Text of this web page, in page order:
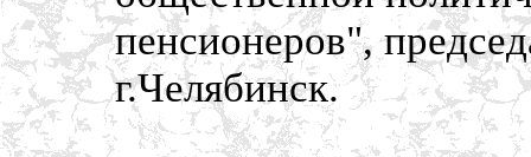
пенсионеров",
г.Челябинск.